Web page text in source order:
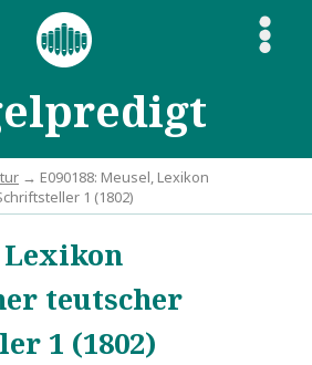
S
→ E090188: Meusel, Lexikon
1 (1802)
teutscher
1 (1802)